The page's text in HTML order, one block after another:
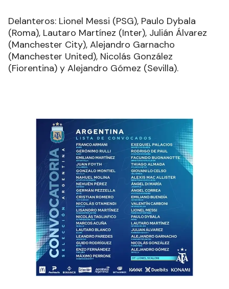
Delanteros: Lionel Messi (PSG), Paulo Dybala
(Roma), Lautaro Martínez (Inter), Julián Álvarez
(Manchester City), Alejandro Garnacho
(Manchester United), Nicolás González
(Fiorentina) y Alejandro Gómez (Sevilla).